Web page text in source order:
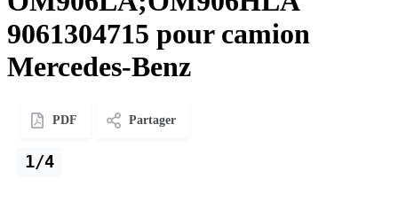
9061304715 pour camion
Mercedes-Benz
PDF Partager
1/4